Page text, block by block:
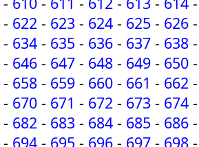
- 622 - 623 - 624 - 625 - 626 -
- 634 - 635 - 636 - 637 - 638 -
- 646 - 647 - 648 - 649 - 650 -
- 658 - 659 - 660 - 661 - 662 -
- 670 - 671 - 672 - 673 - 674 -
- 682 - 683 - 684 - 685 - 686 -
- 694 - 695 - 696 - 697 - 698 -